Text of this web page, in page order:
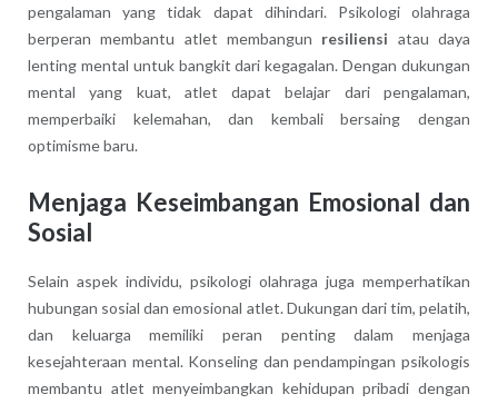
pengalaman yang tidak dapat dihindari. Psikologi olahraga
berperan membantu atlet membangun resiliensi atau daya
lenting mental untuk bangkit dari kegagalan. Dengan dukungan
mental yang kuat, atlet dapat belajar dari pengalaman,
memperbaiki kelemahan, dan kembali bersaing dengan
optimisme baru.
Menjaga Keseimbangan Emosional dan
Sosial
Selain aspek individu, psikologi olahraga juga memperhatikan
hubungan sosial dan emosional atlet. Dukungan dari tim, pelatih,
dan keluarga memiliki peran penting dalam menjaga
kesejahteraan mental. Konseling dan pendampingan psikologis
membantu atlet menyeimbangkan kehidupan pribadi dengan